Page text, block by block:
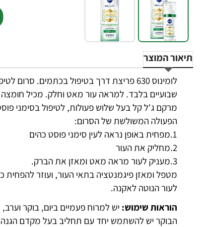
תיאור המוצר
לומינוס 630 פריצת דרך בטיפול בכתמים.
שבועיים בלבד. למראה עור מאט וחלק. מכיל חומצה
מרקם ג'ל קל בעל שלוש פעולות, לטיפול בסימני
הפעולה המשולשת של הסרום:
1.מפחית באופן נראה לעין סימני פוסט כהים
2.מחליק את העור
3.מעניק לעור מראה מאט ומאזן את הברק.
מטפל ומאזן פיגמנטציה בתאי העור, ועוזר
לעור הנוטה לאקנה.
הוראות שימוש: יש למרוח פעמיים ביום, בוקר
הבוקר יש להשתמש יחד עם תחליב בעל מקדם